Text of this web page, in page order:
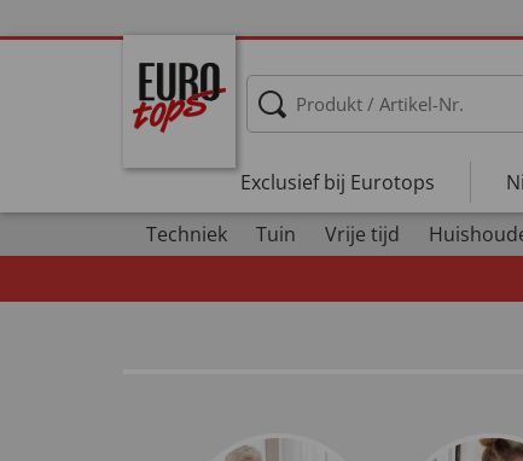
Exclusief bij Eurotops
Techniek
Tuin Vrije tijd